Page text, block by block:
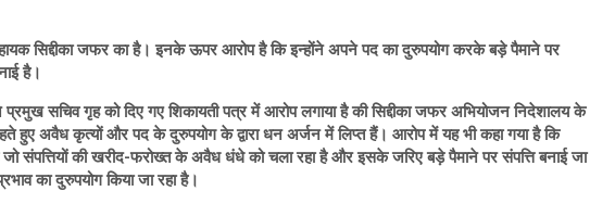
सहायक सिद्दीका जफर का है। इनके ऊपर आरोप है कि इन्होंने अपने पद का दुरुपयोग करके बड़े पैमाने पर
है।
सचिव गृह को दिए गए शिकायती पत्र में आरोप लगाया है की सिद्दीका जफर अभियोजन निदेशालय के
हुए अवैध कृत्यों और पद के दुरुपयोग के द्वारा धन अर्जन में लिप्त हैं। आरोप में यह भी कहा गया है कि
जो संपत्तियों की खरीद-फरोख्त के अवैध धंधे को चला रहा है और इसके जरिए बड़े पैमाने पर संपत्ति बनाई जा
का दुरुपयोग किया जा रहा है।